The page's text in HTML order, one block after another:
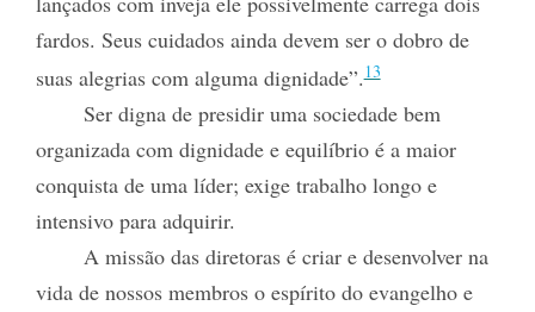
fardos. Seus cuidados ainda devem ser o dobro de
suas alegrias com alguma dignidade”.13
Ser digna de presidir uma sociedade bem
organizada com dignidade e equilíbrio é a maior
conquista de uma líder; exige trabalho longo e
intensivo para adquirir.
A missão das diretoras é criar e desenvolver na
vida de nossos membros o espírito do evangelho e